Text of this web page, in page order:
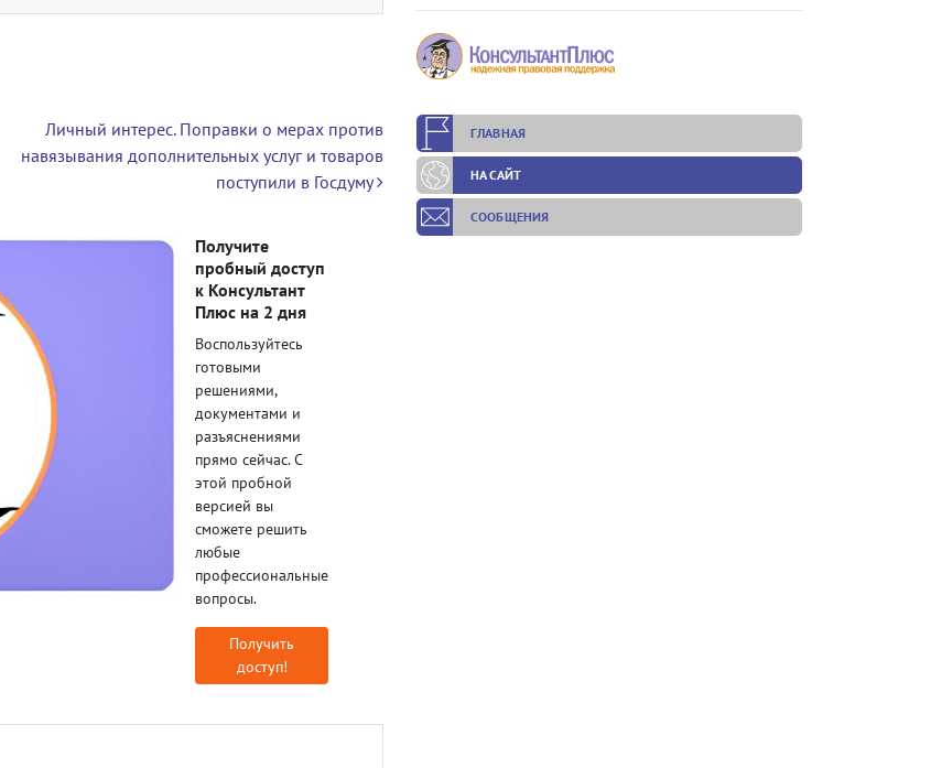
Личный интерес. Поправки о мерах против
навязывания дополнительных услуг и товаров
поступили в Госдуму
Получите
пробный доступ
к Консультант
Плюс на 2 дня
Воспользуйтесь
готовыми
решениями,
документами и
разъяснениями
прямо сейчас. С
этой пробной
версией вы
сможете решить
любые
профессиональные
вопросы.
Получить
доступ!
ГЛАВНАЯ
НА САЙТ
СООБЩЕНИЯ